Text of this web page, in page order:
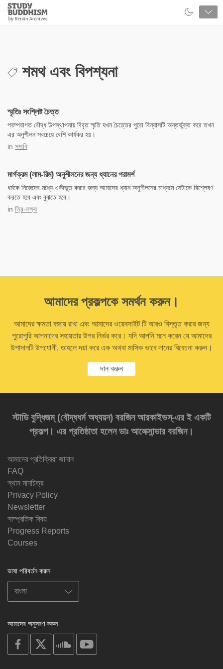
Close
Study
Buddhism
শমথ এবং বিপশ্যনা
স্মৃতিঃ সংশ্লিষ্ট চৈত্ত
পরম্পরাগত বৌদ্ধ উপস্থাপনায় বিবৃত স্মৃতি যখন চৈত্তের পুরো বিন্যাসটি অন্তর্ভুক্ত করে তখন
এর অনুশীলন সবচেয়ে বেশি কার্যকর হয়।
in সমাধি
মার্গক্রম (লাম-রিম) অনুশীলনের জন্য ধ্যানের পরামর্শ
ধর্মকে নিজেদের মধ্যে একীভূত করার জন্য আমাদের ধ্যান অনুশীলনের মাধ্যমে সেটাকে বিশ্লেষণ
করতে হবে এবং বুঝতে হবে।
in ত্রি-লক্ষ্য
আমাদের প্রকল্পকে সমর্থন করুন।
আমাদের ক্ষমতা বজায় রাখা এবং আমাদের ওয়েবসাইট টি আরও বিস্তৃত করার জন্য
পুরোপুরি আপনাদের সহায়তার উপর নির্ভর করে। যদি আপনি মনে করেন যে আমাদের
উপাদানটি উপযোগী, তাহলে দয়া করে এক অথবা মাসিক ভাবে দানের বিবেচনা করুন।
দান করুন
স্টাডি বুদ্ধিজম্‌ (বৌদ্ধধর্ম অধ্যয়ন) বরজিন আরকাইভস্‌-এর ই একটি
প্রকল্প। এর প্রতিষ্ঠাতা হলেন ডাঃ আলেক্সান্ডার বরজিন।
আমাদের প্রতিক্রিয়া জানান
FAQ
স্থান মানচিত্র
Privacy Policy
Newsletter
সাম্প্রতিক বিষয়
Progress Reports
Courses
ভাষা পরিবর্তন করুন
আমাদের অনুসরণ করুন
on
facebook
soundcloud